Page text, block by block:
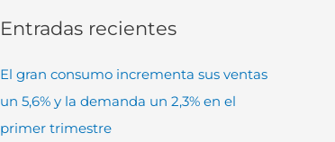
c
a
Entradas recientes
El gran consumo incrementa sus ventas
un 5,6% y la demanda un 2,3% en el
primer trimestre